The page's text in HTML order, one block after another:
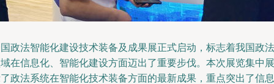
政法智能化建设技术装备及成果展正式启动，标志着我国政法
在信息化、智能化建设方面迈出了重要步伐。本次展览集中展
政法系统在智能化技术装备方面的最新成果，重点突出了信息